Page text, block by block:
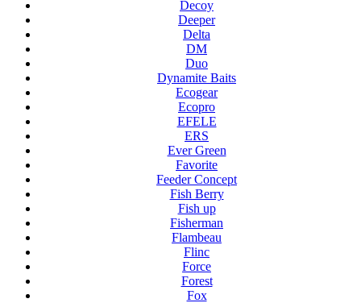
Decoy
Deeper
Delta
DM
Duo
Dynamite Baits
Ecogear
Ecopro
EFELE
ERS
Ever Green
Favorite
Feeder Concept
Fish Berry
Fish up
Fisherman
Flambeau
Flinc
Force
Forest
Fox